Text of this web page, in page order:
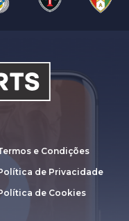
e Condições
de Privacidade
de Cookies